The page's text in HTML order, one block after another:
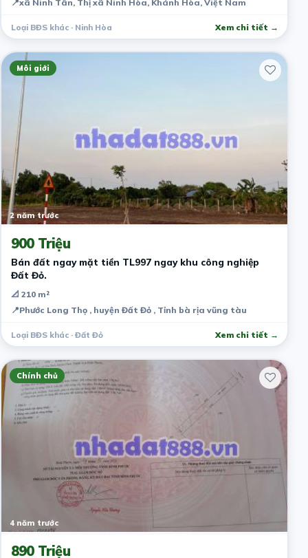
📍xã Ninh Tân, Thị xã Ninh Hòa, Khánh Hòa, Việt Nam
Loại BĐS khác · Ninh Hòa Xem chi tiết →
Môi giới
2 năm trước
900 Triệu
Bán đất ngay mặt tiền TL997 ngay khu công nghiệp
Đất Đỏ.
📐 210 m²
📍Phước Long Thọ , huyện Đất Đỏ , Tỉnh bà rịa vũng tàu
Loại BĐS khác · Đất Đỏ Xem chi tiết →
Chính chủ
4 năm trước
890 Triệu